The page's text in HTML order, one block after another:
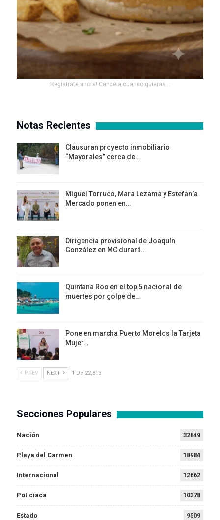
Registrate ahora! Cancela cuando quieras...
Notas Recientes
Clausuran proyecto inmobiliario
“Mayorales” cerca de…
Miguel Torruco, Mara Lezama y Estefanía
Mercado ponen en…
Dirigencia provisional de Joaquín
González en MC durará…
Quintana Roo en el top 5 nacional de
muertes por golpe de…
Pone en marcha Puerto Morelos la Tarjeta
Mujer…
PREV NEXT 1 De 22,813
Secciones Populares
Nación 32849
Playa del Carmen 18984
Internacional 12662
Policiaca 10378
Estado 9509